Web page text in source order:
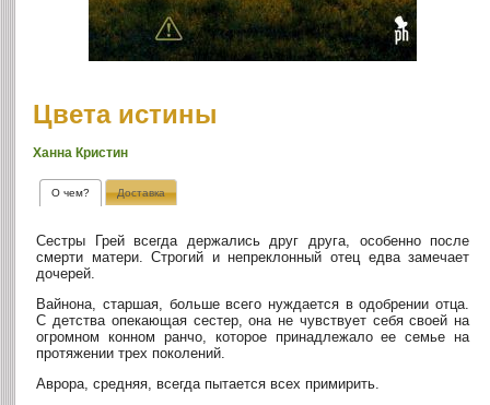
Цвета истины
Ханна Кристин
О чем? Доставка
Сестры Грей всегда держались друг друга, особенно после
смерти матери. Строгий и непреклонный отец едва замечает
дочерей.
Вайнона, старшая, больше всего нуждается в одобрении отца.
С детства опекающая сестер, она не чувствует себя своей на
огромном конном ранчо, которое принадлежало ее семье на
протяжении трех поколений.
Аврора, средняя, всегда пытается всех примирить.